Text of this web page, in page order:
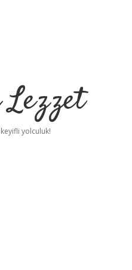
yolculuk!